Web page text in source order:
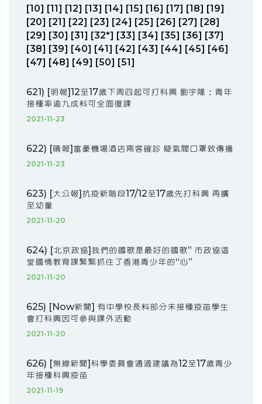
[10] [11] [12] [13] [14] [15] [16] [17] [18] [19]
[20] [21] [22] [23] [24] [25] [26] [27] [28]
[29] [30] [31] [32*] [33] [34] [35] [36] [37]
[38] [39] [40] [41] [42] [43] [44] [45] [46]
[47] [48] [49] [50] [51]
621) [明報]12至17歲下周四起可打科興 劉宇隆：青年
接種率逾九成料可全面復課
2021-11-23
622) [晴報]富豪機場酒店兩客確診 疑氣閥口罩致傳播
2021-11-23
623) [大公報]抗疫新階段17/12至17歲先打科興 再擴
至幼童
2021-11-20
624) [北京政協]我們的國歌是最好的國歌” 市政協這
堂國情教育課緊緊抓住了香港青少年的“心”
2021-11-20
625) [Now新聞] 有中學校長料部分未接種疫苗學生
會打科興因可參與課外活動
2021-11-20
626) [無線新聞]科學委員會通過建議為12至17歲青少
年接種科興疫苗
2021-11-19